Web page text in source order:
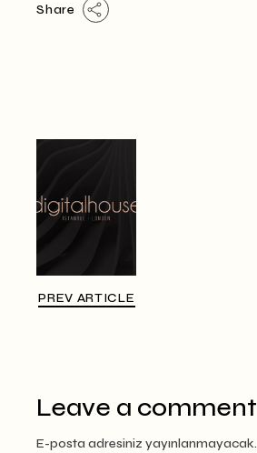
Share
PREV ARTICLE
Leave a comment
E-posta adresiniz yayınlanmayacak.